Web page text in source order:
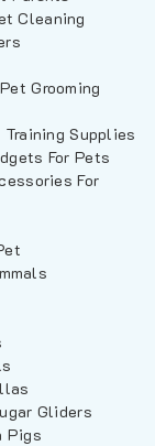
Cleaning
Grooming
Supplies
For Pets
For
Gliders
Pigs